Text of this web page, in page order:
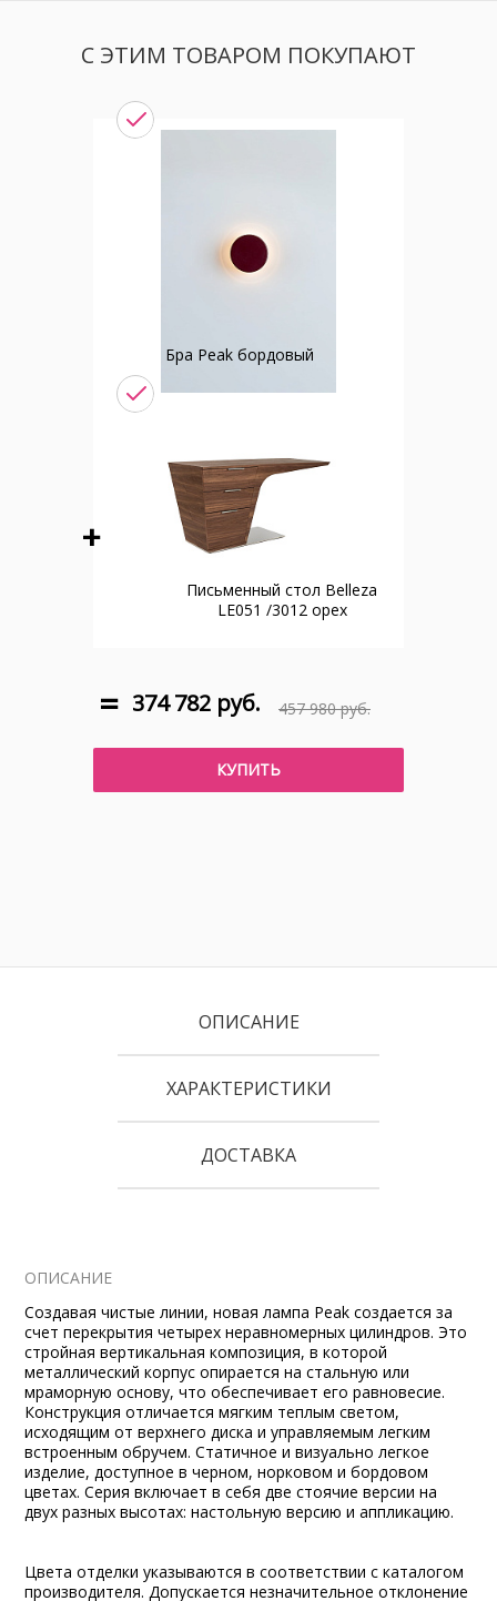
С ЭТИМ ТОВАРОМ ПОКУПАЮТ
Бра Peak бордовый
Письменный стол Belleza
LE051 /3012 орех
457 980 руб.
374 782 руб.
КУПИТЬ
ОПИСАНИЕ
ХАРАКТЕРИСТИКИ
ДОСТАВКА
ОПИСАНИЕ
Создавая чистые линии, новая лампа Peak создается за
счет перекрытия четырех неравномерных цилиндров. Это
стройная вертикальная композиция, в которой
металлический корпус опирается на стальную или
мраморную основу, что обеспечивает его равновесие.
Конструкция отличается мягким теплым светом,
исходящим от верхнего диска и управляемым легким
встроенным обручем. Статичное и визуально легкое
изделие, доступное в черном, норковом и бордовом
цветах. Серия включает в себя две стоячие версии на
двух разных высотах: настольную версию и аппликацию.
Цвета отделки указываются в соответствии с каталогом
производителя. Допускается незначительное отклонение